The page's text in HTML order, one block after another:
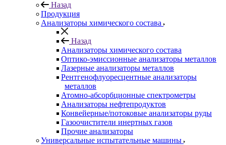
Назад
Продукция
Анализаторы химического состава
Назад
Анализаторы химического состава
Оптико-эмиссионные анализаторы металлов
Лазерные анализаторы металлов
Рентгенофлуоресцентные анализаторы
металлов
Атомно-абсорбционные спектрометры
Анализаторы нефтепродуктов
Конвейерные/потоковые анализаторы руды
Газоочистители инертных газов
Прочие анализаторы
Универсальные испытательные машины